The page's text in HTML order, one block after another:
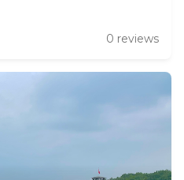
0 reviews